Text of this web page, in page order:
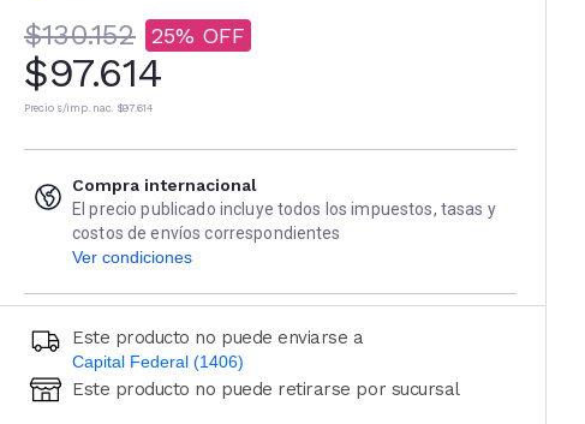
$130.152 25
$97.614
Precio s/imp. nac. $97.614
Compra internacional
El precio publicado incluye todos los impuestos, tasas y
costos de envíos correspondientes
Ver condiciones
Este producto no puede enviarse a
Capital Federal (1406)
Ingresá código postal (sólo números)
Este producto no puede retirarse por sucursal